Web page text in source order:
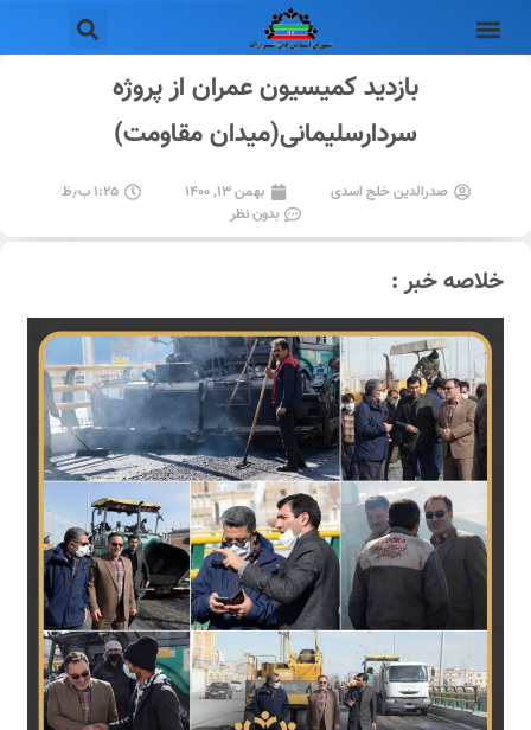
بازدید کمیسیون عمران از پروژه
سردارسلیمانی(میدان مقاومت)
صدرالدین خلج اسدی بهمن ۱۳, ۱۴۰۰
۱:۲۵ ب٫ظ
بدون نظر
خلاصه خبر :